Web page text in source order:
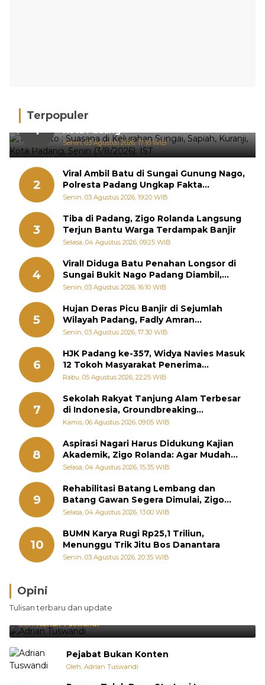
Terpopuler
1
Hujan Deras, 15 Titik Banjir Terdeteksi di
Kota Padang
Senin, 03 Agustus 2026, 17:10 WIB
2
Viral Ambil Batu di Sungai Gunung Nago,
Polresta Padang Ungkap Fakta
Sebenarnya
Senin, 03 Agustus 2026, 19:20 WIB
3
Tiba di Padang, Zigo Rolanda Langsung
Terjun Bantu Warga Terdampak Banjir
Selasa, 04 Agustus 2026, 09:25 WIB
4
Viral! Diduga Batu Penahan Longsor di
Sungai Bukit Nago Padang Diambil,
Warga Khawatir Bencana Terulang
Senin, 03 Agustus 2026, 16:10 WIB
5
Hujan Deras Picu Banjir di Sejumlah
Wilayah Padang, Fadly Amran
Perintahkan OPD Siaga
Senin, 03 Agustus 2026, 17:30 WIB
6
HJK Padang ke-357, Widya Navies Masuk
12 Tokoh Masyarakat Penerima
Penghargaan Pemko Padang
Rabu, 05 Agustus 2026, 22:25 WIB
7
Sekolah Rakyat Tanjung Alam Terbesar
di Indonesia, Groundbreaking
September
Kamis, 06 Agustus 2026, 09:05 WIB
8
Aspirasi Nagari Harus Didukung Kajian
Akademik, Zigo Rolanda: Agar Mudah
Diperjuangkan di Kementerian
Selasa, 04 Agustus 2026, 15:35 WIB
9
Rehabilitasi Batang Lembang dan
Batang Gawan Segera Dimulai, Zigo
Rolanda Pastikan Proyek Berjalan
Selasa, 04 Agustus 2026, 13:00 WIB
10
BUMN Karya Rugi Rp25,1 Triliun,
Menunggu Trik Jitu Bos Danantara
Senin, 03 Agustus 2026, 20:35 WIB
Opini
Tulisan terbaru dan update
Brasil Lebih Diunggulkan, tetapi Jepang Selalu
Punya Cara Membuat Kejutan
Oleh:Adrian Tuswandi
Pejabat Bukan Konten
Oleh: Adrian Tuswandi